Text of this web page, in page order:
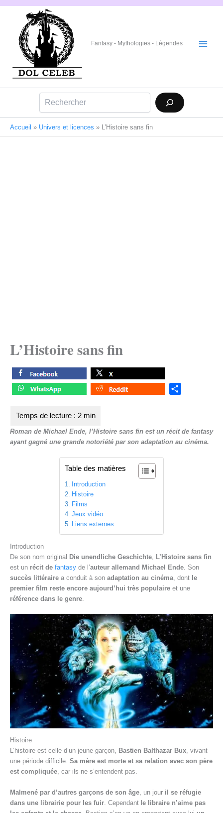
Aller
Fantasy - Mythologies - Légendes
Accueil » Univers et licences » L’Histoire sans fin
L’Histoire sans fin
e
Roman de Michael Ende, l’Histoire sans fin est un récit de fantasy
ayant gagné une grande notoriété par son adaptation au cinéma.
Table des matières
Introduction
Histoire
Films
Jeux vidéo
Liens externes
Introduction
De son nom original Die unendliche Geschichte
L’Histoire sans fin
est un récit de fantasy de l’auteur allemand Michael Ende . Son
succès littéraire a conduit à son adaptation au cinéma , dont le
premier film reste encore aujourd’hui très populaire et une
référence dans le genre
Histoire
L’histoire est celle d’un jeune garçon, Bastien Balthazar Bux, vivant
une période difficile. Sa mère est morte et sa relation avec son père
est compliquée, car ils ne s’entendent pas.
Malmené par d’autres garçons de son âge , un jour il se réfugie
dans une librairie pour les fuir . Cependant le libraire n’aime pas